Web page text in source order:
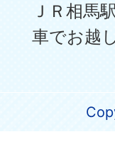
ＪＲ相馬
車でお越